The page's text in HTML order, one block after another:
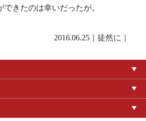
きたのは幸いだったが。
2016.06.25｜ 徒然に